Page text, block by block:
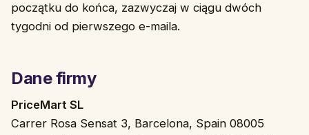
początku do końca, zazwyczaj w ciągu dwóch
tygodni od pierwszego e-maila.
Dane firmy
PriceMart SL
Carrer Rosa Sensat 3, Barcelona, Spain 08005